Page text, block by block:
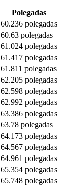
Polegadas
60.236 polegadas
60.63 polegadas
61.024 polegadas
61.417 polegadas
61.811 polegadas
62.205 polegadas
62.598 polegadas
62.992 polegadas
63.386 polegadas
63.78 polegadas
64.173 polegadas
64.567 polegadas
64.961 polegadas
65.354 polegadas
65.748 polegadas